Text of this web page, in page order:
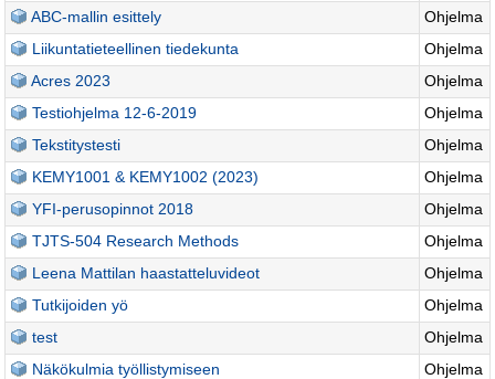
ABC-mallin esittely
Ohjelma
Liikuntatieteellinen tiedekunta
Ohjelma
Acres 2023
Ohjelma
Testiohjelma 12-6-2019
Ohjelma
Tekstitystesti
Ohjelma
KEMY1001 & KEMY1002 (2023)
Ohjelma
YFI-perusopinnot 2018
Ohjelma
TJTS-504 Research Methods
Ohjelma
Leena Mattilan haastatteluvideot
Ohjelma
Tutkijoiden yö
Ohjelma
test
Ohjelma
Näkökulmia työllistymiseen
Ohjelma